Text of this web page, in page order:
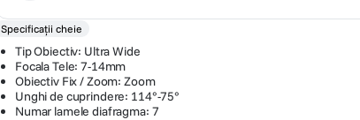
Specificații cheie
Tip Obiectiv: Ultra Wide
Focala Tele: 7-14mm
Obiectiv Fix / Zoom: Zoom
Unghi de cuprindere: 114°-75°
Numar lamele diafragma: 7